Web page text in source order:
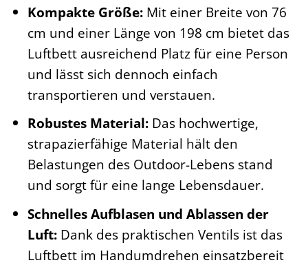
Kompakte Größe:Mit einer Breite von 76
cm und einer Länge von 198 cm bietet das
Luftbett ausreichend Platz für eine Person
und lässt sich dennoch einfach
transportieren und verstauen.
Robustes Material:Das hochwertige,
strapazierfähige Material hält den
Belastungen des Outdoor-Lebens stand
und sorgt für eine lange Lebensdauer.
Schnelles Aufblasen und Ablassen der
Luft:Dank des praktischen Ventils ist das
Luftbett im Handumdrehen einsatzbereit